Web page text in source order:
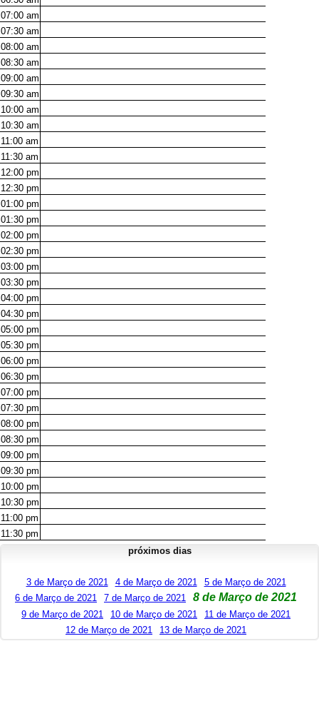
07:00 am
07:30 am
08:00 am
08:30 am
09:00 am
09:30 am
10:00 am
10:30 am
11:00 am
11:30 am
12:00 pm
12:30 pm
01:00 pm
01:30 pm
02:00 pm
02:30 pm
03:00 pm
03:30 pm
04:00 pm
04:30 pm
05:00 pm
05:30 pm
06:00 pm
06:30 pm
07:00 pm
07:30 pm
08:00 pm
08:30 pm
09:00 pm
09:30 pm
10:00 pm
10:30 pm
11:00 pm
11:30 pm
próximos dias
3 de Março de 2021 4 de Março de 2021
5 de Março de 2021
6 de Março de 2021
7 de Março de 2021 8 de Março de 2021
9 de Março de 2021 10 de Março de 2021
11 de Março de 2021
12 de Março de 2021
13 de Março de 2021